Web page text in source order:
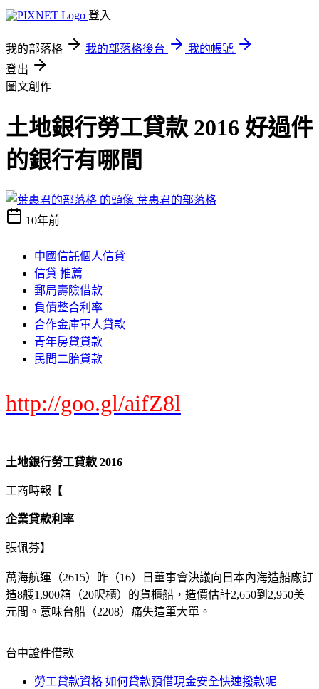
登入
我的部落格 我的部落格後台
我的帳號
登出
圖文創作
土地銀行勞工貸款 2016 好過件
的銀行有哪間
葉惠君的部落格
10年前
中國信託個人信貸
信貸 推薦
郵局壽險借款
負債整合利率
合作金庫軍人貸款
青年房貸貸款
民間二胎貸款
http://goo.gl/aifZ8l
土地銀行勞工貸款 2016
工商時報【
企業貸款利率
張佩芬】
萬海航運（2615）昨（16）日董事會決議向日本內海造船廠訂
造8艘1,900箱（20呎櫃）的貨櫃船，造價估計2,650到2,950美
元間。意味台船（2208）痛失這筆大單。
台中證件借款
勞工貸款資格 如何貸款預借現金安全快速撥款呢